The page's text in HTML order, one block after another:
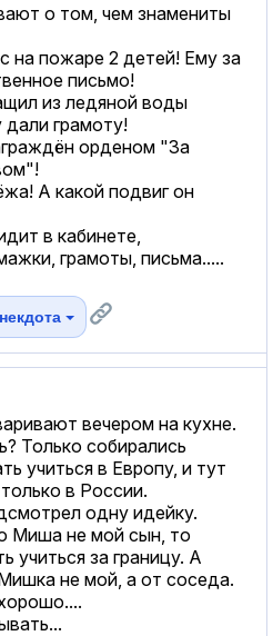
о том, чем знамениты
на пожаре 2 детей! Ему за
письмо!
из ледяной воды
дали грамоту!
орденом "За
А какой подвиг он
в кабинете,
грамоты, письма.....
вечером на кухне.
Только собирались
учиться в Европу, и тут
в России.
одну идейку.
Миша не мой сын, то
учиться за границу. А
не мой, а от соседа.